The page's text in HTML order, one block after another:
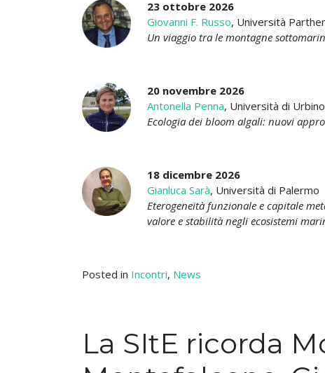
23 ottobre 2026
Giovanni F. Russo, Università
Un viaggio tra le montagne
20 novembre 2026
Antonella Penna, Università di
Ecologia dei bloom algali: nuovi
18 dicembre 2026
Gianluca Sarà, Università di Palermo
Eterogeneità funzionale e capitale
valore e stabilità negli ecosistemi
Posted in Incontri, News
La SItE ricorda